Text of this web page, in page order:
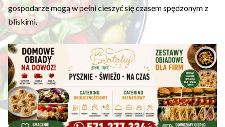
gospodarze mogą w pełni cieszyć się czasem spędzonym z
bliskimi.